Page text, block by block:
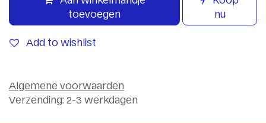
toevoegen
nu
Add to wishlist
Algemene voorwaarden
Verzending: 2-3 werkdagen